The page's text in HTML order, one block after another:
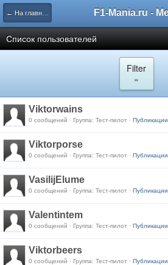
← На главную
Список пользователей
Filter
»
Viktorwains
0 сообщений · Группа: Тест-пилот · Публикации
Viktorporse
0 сообщений · Группа: Тест-пилот · Публикации
VasilijElume
0 сообщений · Группа: Тест-пилот · Публикации
Valentintem
0 сообщений · Группа: Тест-пилот · Публикации
Viktorbeers
0 сообщений · Группа: Тест-пилот · Публикации